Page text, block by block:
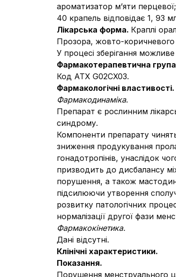
ароматизатор м’яти
40 крапель відповідає 1, 93
Лікарська форма. Краплі
Прозора, жовто-коричневого
У процесі зберігання
Фармакотерапевтична
Код АТХ G02СX03.
Фармакологічні властивості.
Фармакодинаміка.
Препарат є рослинним
синдрому.
Компоненти препарату
зниження продукування
гонадотропінів, унаслідок
призводить до дисбалансу
порушення, а також
підсилюючи утворення
розвитку патологічних
нормалізації другої фази
Фармакокінетика.
Дані відсутні.
Клінічні характеристики.
Показання.
Порушення менструального